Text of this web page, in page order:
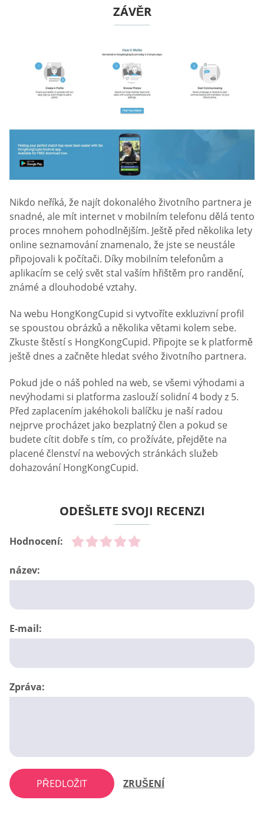
ZÁVĚR
Nikdo neříká, že najít dokonalého životního partnera je
snadné, ale mít internet v mobilním telefonu dělá tento
proces mnohem pohodlnějším. Ještě před několika lety
online seznamování znamenalo, že jste se neustále
připojovali k počítači. Díky mobilním telefonům a
aplikacím se celý svět stal vaším hřištěm pro randění,
známé a dlouhodobé vztahy.
Na webu HongKongCupid si vytvoříte exkluzivní profil
se spoustou obrázků a několika větami kolem sebe.
Zkuste štěstí s HongKongCupid. Připojte se k platformě
ještě dnes a začněte hledat svého životního partnera.
Pokud jde o náš pohled na web, se všemi výhodami a
nevýhodami si platforma zaslouží solidní 4 body z 5.
Před zaplacením jakéhokoli balíčku je naší radou
nejprve procházet jako bezplatný člen a pokud se
budete cítit dobře s tím, co prožíváte, přejděte na
placené členství na webových stránkách služeb
dohazování HongKongCupid.
ODEŠLETE SVOJI RECENZI
Hodnocení:
název:
E-mail:
Zpráva:
PŘEDLOŽIT ZRUŠENÍ